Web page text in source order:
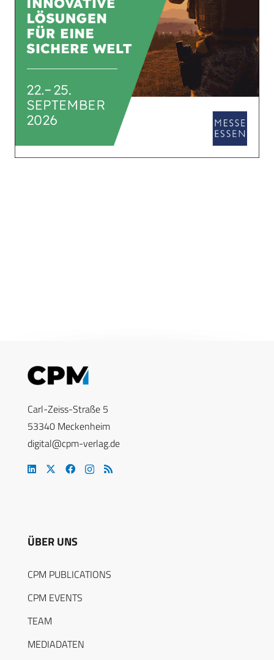
Carl-Zeiss-Straße 5
53340 Meckenheim
digital@cpm-verlag.de
ÜBER UNS
CPM PUBLICATIONS
CPM EVENTS
TEAM
MEDIADATEN